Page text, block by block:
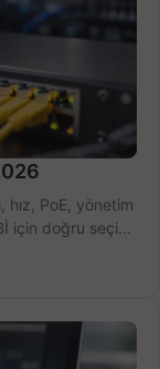
hız, PoE, yönetim
için doğru seçimi